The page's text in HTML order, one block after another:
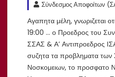
Σύνδεσμος Αποφοίτων
Αγαπητα μέλη, γνωριζεται
19:00 … ο Προεδρος του
ΣΣΑΣ & Α’ Αντιπροεδρος
συζητα τα προβληματα των
Νοσκομειων, το προσφατο